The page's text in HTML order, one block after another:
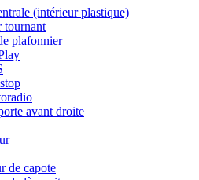
(intérieur plastique)
tournant
plafonnier
avant droite
de capote